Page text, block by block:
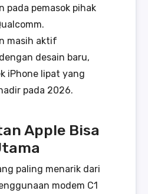
pada pemasok pihak
masih aktif
desain baru,
iPhone lipat yang
pada 2026.
Apple Bisa
paling menarik dari
modem C1